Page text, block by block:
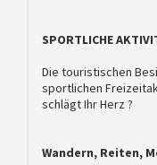
SPORTLICHE
Die touristischen
sportlichen
schlägt Ihr Herz ?
Wandern, Reiten,